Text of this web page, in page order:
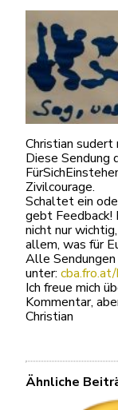
Christian
Diese Sendung
Zivilcourage.
Schaltet ein
gebt Feedback!
nicht nur
allem, was für
Alle Sendungen
unter:
Ich freue mich
Kommentar,
Christian
Ähnliche